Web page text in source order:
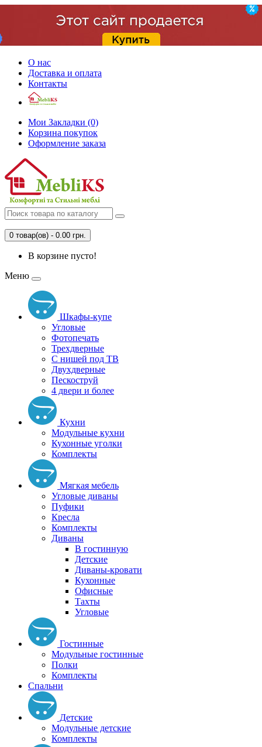
О нас
Доставка и оплата
Контакты
Мои Закладки (0)
Корзина покупок
Оформление заказа
0 товар(ов) - 0.00 грн.
В корзине пусто!
Меню
Шкафы-купе
Угловые
Фотопечать
Трехдверные
С нишей под ТВ
Двухдверные
Пескоструй
4 двери и более
Кухни
Модульные кухни
Кухонные уголки
Комплекты
Мягкая мебель
Угловые диваны
Пуфики
Кресла
Комплекты
Диваны
В гостинную
Детские
Диваны-кровати
Кухонные
Офисные
Тахты
Угловые
Гостинные
Модульные гостинные
Полки
Комплекты
Спальни
Детские
Модульные детские
Комплекты